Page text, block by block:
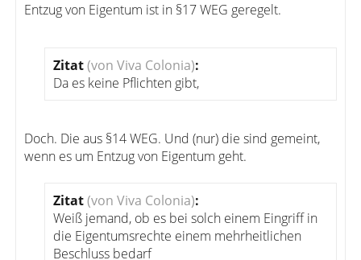
Entzug von Eigentum ist in §17 WEG geregelt.
Zitat(von Viva Colonia):
Da es keine Pflichten gibt,
Doch. Die aus §14 WEG. Und (nur) die sind gemeint,
wenn es um Entzug von Eigentum geht.
Zitat(von Viva Colonia):
Weiß jemand, ob es bei solch einem Eingriff in
die Eigentumsrechte einem mehrheitlichen
Beschluss bedarf